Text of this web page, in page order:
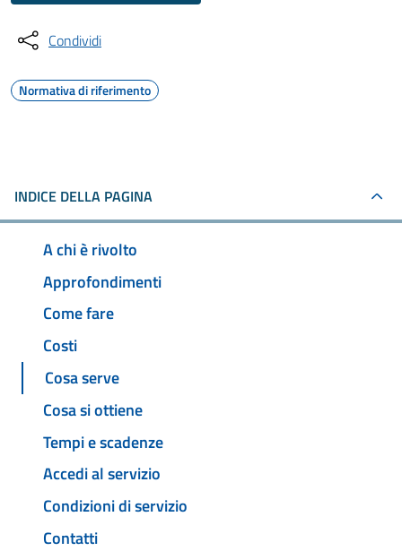
Condividi
Normativa di riferimento
INDICE DELLA PAGINA
A chi è rivolto
Approfondimenti
Come fare
Costi
Cosa serve
Cosa si ottiene
Tempi e scadenze
Accedi al servizio
Condizioni di servizio
Contatti